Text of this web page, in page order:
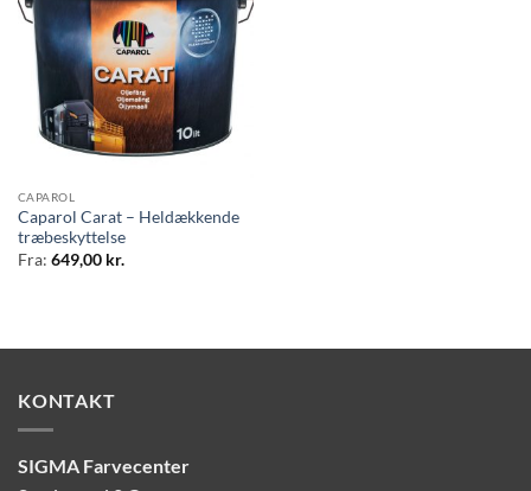
CAPAROL
Caparol Carat – Heldækkende
træbeskyttelse
Fra: 649,00 kr.
KONTAKT
SIGMA Farvecenter